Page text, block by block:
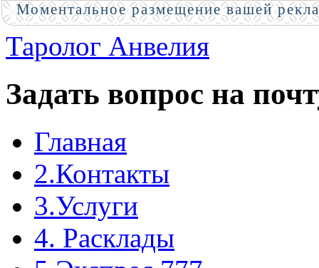
Таролог Анвелия
Задать вопрос на
Главная
2.Контакты
3.Услуги
4. Расклады
Моментальное размещение вашей